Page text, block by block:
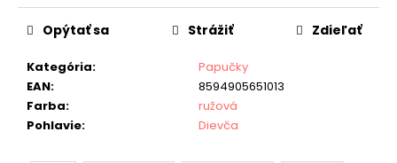
Kategória:
Papučky
EAN:
8594905651013
Farba:
ružová
Pohlavie: Dievča
Opýtať sa Strážiť Zdieľať